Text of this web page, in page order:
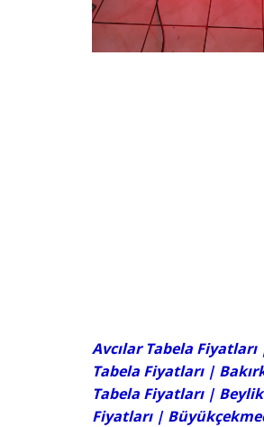
Avcılar Tabela Fiyatları
Tabela Fiyatları|
Tabela Fiyatları|
Fiyatları|